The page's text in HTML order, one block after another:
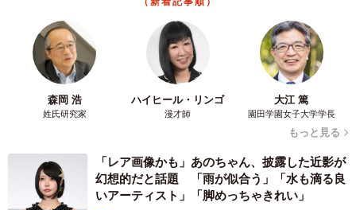
森岡 浩
姓氏研究家
ハイヒール・リンゴ
漫才師
大江 篤
園田学園女子大学学長
もっと見る
「レア画像かも」あのちゃん、披露した近影が
幻想的だと話題 「雨が似合う」「水も滴る良
いアーティスト」「脚めっちゃきれい」